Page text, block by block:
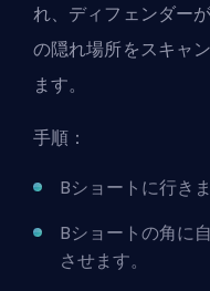
れ、ディフェンダー
の隠れ場所をスキャ
ます。
手順：
Bショートに行きま
Bショートの角に
させます。